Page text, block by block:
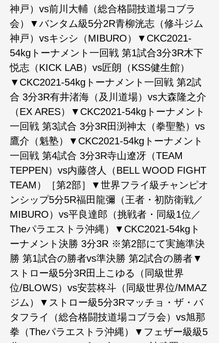
神戸）vs前川大輔（総合格闘技道場コブラ
会）▼バンタム級5分2R青柳洸志（修斗ジム
神戸）vsキシシ（MIBURO）▼CKC2021-
54kgトーナメント一回戦 第1試合3分3R木下
悦志（KICK LAB）vs匠朗（KSS健生館）
▼CKC2021-54kgトーナメント一回戦 第2試
合 3分3R有井渚海（及川道場）vs大森隆之介
（EX ARES）▼CKC2021-54kgトーナメント
一回戦 第3試合 3分3R田渕神太（拳聖塾）vs
鷹介（魁塾）▼CKC2021-54kgトーナメント
一回戦 第4試合 3分3R寺山遼冴（TEAM
TEPPEN）vs内藤啓人（BELL WOOD FIGHT
TEAM）［第2部］▼世界フライ級チャンピオ
ンシップ5分5R福田龍彌（王者・初防衛戦／
MIBURO）vs平良達郎（挑戦者・同級1位／
Theパラエストラ沖縄）▼CKC2021-54kgト
ーナメント決勝 3分3R ※第2部にて実施準決
勝 第1試合の勝者vs準決勝 第2試合の勝者▼
ストロー級5分3R田上こゆる（同級世界
位/BLOWS）vs安芸柊斗（同級世界位/MMAZ
ジム）▼ストロー級5分3Rマッチョ・ザ・バ
タフライ（総合格闘技道場コブラ会）vs旭那
拳（Theパラエストラ沖縄）▼フェザー級級5